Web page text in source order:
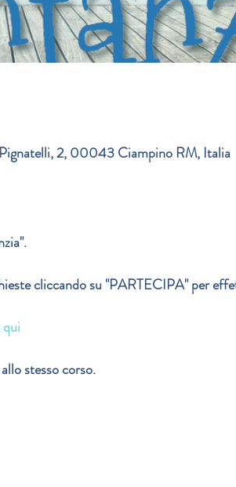
2, 00043 Ciampino RM, Italia
cliccando su "PARTECIPA" per
stesso corso.